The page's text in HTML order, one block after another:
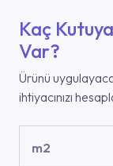
Kaç
Var?
Ürünü
ihtiyacınızı
m2